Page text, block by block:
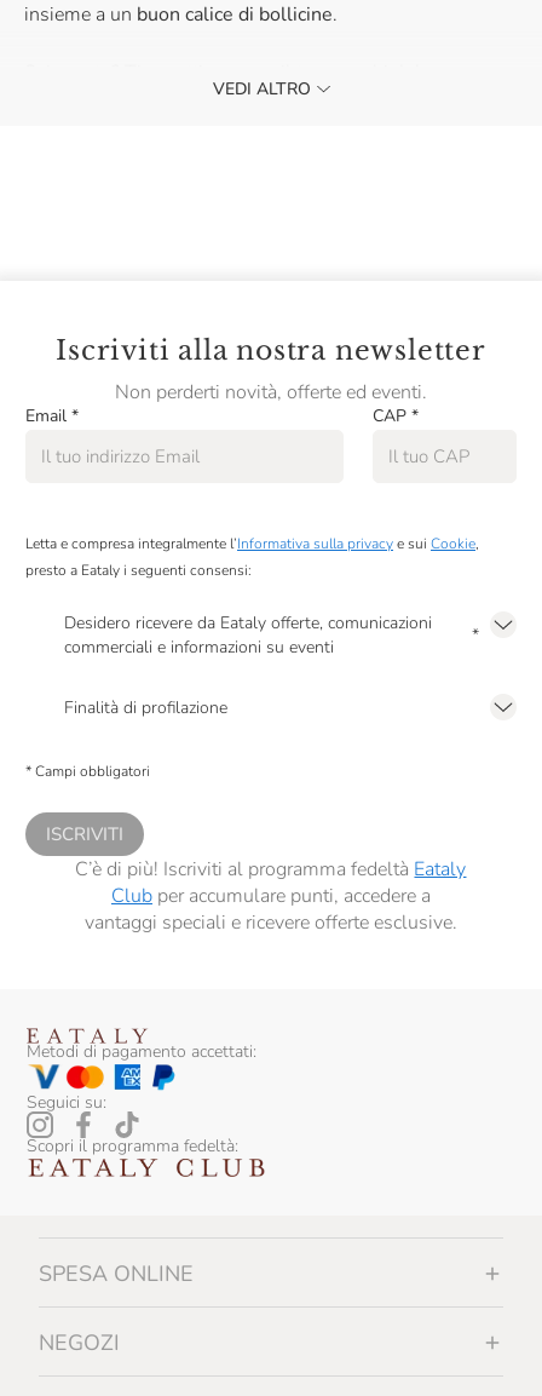
insieme a un buon calice di bollicine.
VEDI ALTRO
Iscriviti alla nostra newsletter
Non perderti novità, offerte ed eventi.
Email * CAP *
Letta e compresa integralmente l’Informativa sulla privacye sui Cookie,
presto a Eataly i seguenti consensi:
Desidero ricevere da Eataly offerte, comunicazioni
commerciali e informazioni su eventi
*
Finalità di profilazione
comunicazioni commerciali personalizzate, in caso di consenso prestato ai
* Campi obbligatori
ISCRIVITI
C’è di più! Iscriviti al programma fedeltà Eataly
Clubper accumulare punti, accedere a
vantaggi speciali e ricevere offerte esclusive.
Metodi di pagamento accettati:
Seguici su:
Scopri il programma fedeltà:
SPESA ONLINE
NEGOZI